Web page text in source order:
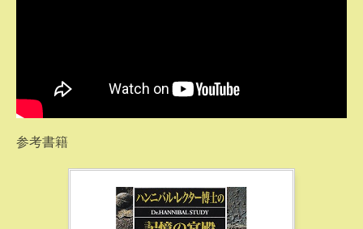
参考書籍